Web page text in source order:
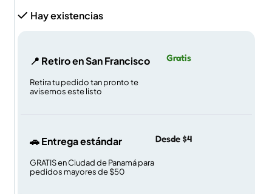
Hay existencias
📍 Retiro en San Francisco
Retira tu pedido tan pronto te
avisemos este listo
Gratis
🚗 Entrega estándar
GRATIS en Ciudad de Panamá para
pedidos mayores de $50
Desde $4